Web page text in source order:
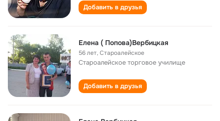
Добавить в друзья
Елена ( Попова)Вербицкая
56 лет,Староалейское
Староалейское торговое училище
Добавить в друзья